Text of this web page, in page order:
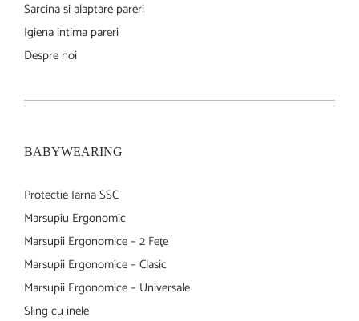
Sarcina si alaptare pareri
Igiena intima pareri
Despre noi
BABYWEARING
Protectie Iarna SSC
Marsupiu Ergonomic
Marsupii Ergonomice – 2 Feţe
Marsupii Ergonomice – Clasic
Marsupii Ergonomice – Universale
Sling cu inele